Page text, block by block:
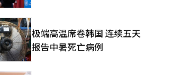
极端高温席卷韩国 连续五天
报告中暑死亡病例